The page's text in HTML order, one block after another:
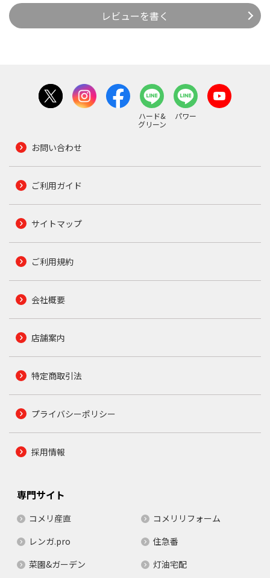
レビューを書く
ハード&
グリーン
パワー
お問い合わせ
ご利用ガイド
サイトマップ
ご利用規約
会社概要
店舗案内
特定商取引法
プライバシーポリシー
採用情報
専門サイト
コメリ産直
コメリリフォーム
レンガ.pro
住急番
菜園&ガーデン
灯油宅配